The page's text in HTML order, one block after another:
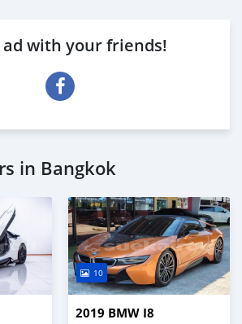
ad with your friends!
in Bangkok
10
2019 BMW I8